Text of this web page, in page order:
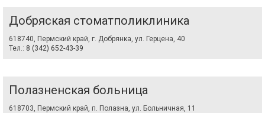
Добряская стоматполиклиника
618740, Пермский край, г. Добрянка, ул. Герцена, 40
Тел.: 8 (342) 652-43-39
Полазненская больница
618703, Пермский край, п. Полазна, ул. Больничная, 11